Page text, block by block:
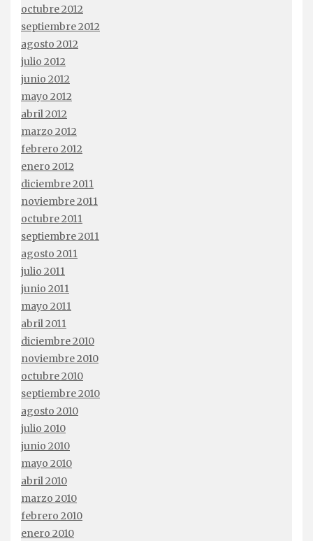
octubre 2012
septiembre 2012
agosto 2012
julio 2012
junio 2012
mayo 2012
abril 2012
marzo 2012
febrero 2012
enero 2012
diciembre 2011
noviembre 2011
octubre 2011
septiembre 2011
agosto 2011
julio 2011
junio 2011
mayo 2011
abril 2011
diciembre 2010
noviembre 2010
octubre 2010
septiembre 2010
agosto 2010
julio 2010
junio 2010
mayo 2010
abril 2010
marzo 2010
febrero 2010
enero 2010